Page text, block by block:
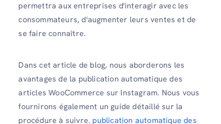
permettra aux entreprises d'interagir avec les
consommateurs, d'augmenter leurs ventes et de
se faire connaître.
Dans cet article de blog, nous aborderons les
avantages de la publication automatique des
articles WooCommerce sur Instagram. Nous vous
fournirons également un guide détaillé sur la
procédure à suivre. publication automatique des